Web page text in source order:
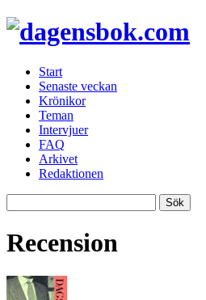
Start
Senaste veckan
Krönikor
Teman
Intervjuer
FAQ
Arkivet
Redaktionen
Recension